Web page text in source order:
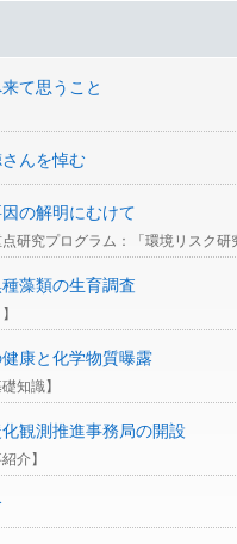
て思うこと
んを悼む
の解明にむけて
点研究プログラム：「環境リスク研
藻類の生育調査
康と化学物質曝露
知識】
観測推進事務局の開設
介】